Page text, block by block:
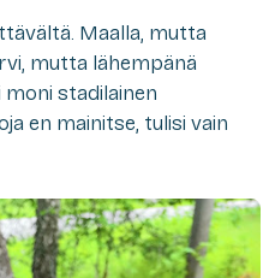
Maalla, mutta
mutta lähempänä
moni stadilainen
en mainitse, tulisi vain